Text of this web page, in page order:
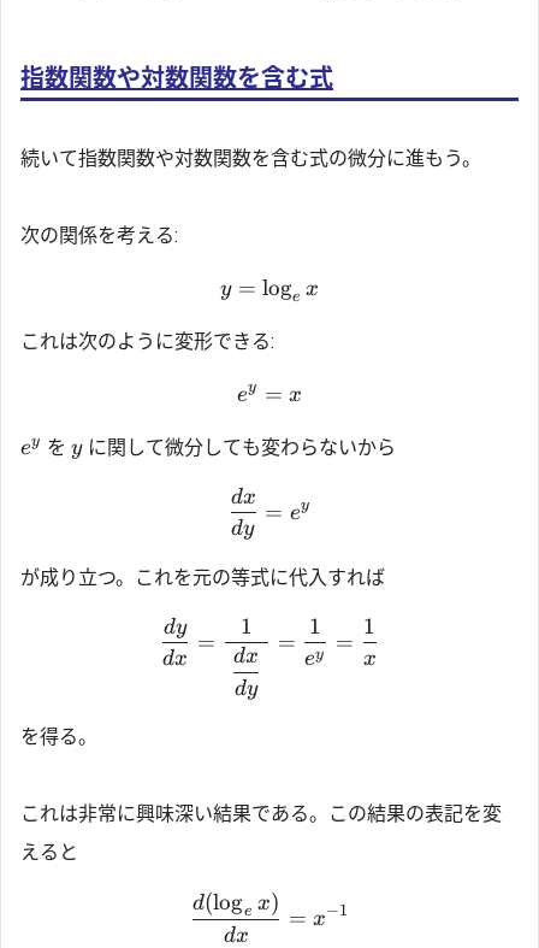
指数関数や対数関数を含む式
続いて指数関数や対数関数を含む式の微分に進もう。
次の関係を考える:
y = loge x
これは次のように変形できる:
ey = x
ey を yに関して微分しても変わらないから
dy
dx
= ey
が成り立つ。これを元の等式に代入すれば
dx
dy
=
dy
dx
1
=
ey
1
=
x
1
を得る。
これは非常に興味深い結果である。この結果の表記を変
えると
dx
d(loge x)
= x−1